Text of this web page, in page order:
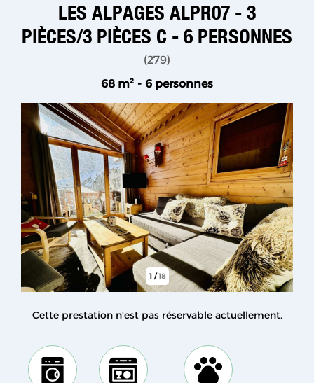
LES ALPAGES ALPR07 - 3
PIÈCES/3 PIÈCES C - 6 PERSONNES
(279)
68 m² 6 personnes
1/18
Cette prestation n'est pas réservable actuellement.